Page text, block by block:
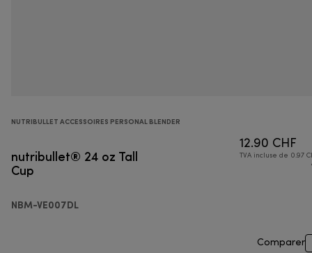
NUTRIBULLET ACCESSOIRES PERSONAL BLENDER
nutribullet® 24 oz Tall
Cup
NBM-VE007DL
12.90 CHF
TVA incluse de 0.97
Comparer